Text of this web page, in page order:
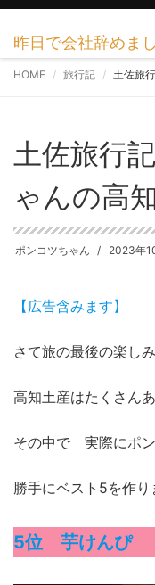
昨日で会社辞めま
HOME 旅行記 土佐旅
土佐旅行
ゃんの高
ポンコツちゃん 2023年
【広告含みます】
さて旅の最後の楽し
高知土産はたくさん
その中で 実際にポ
勝手にベスト5を作り
5位 芋けんぴ